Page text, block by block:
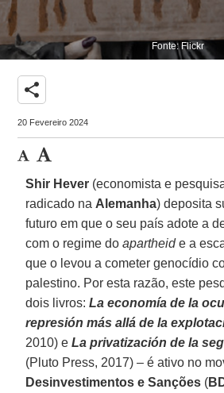
Fonte: Flickr
share
20 Fevereiro 2024
Shir Hever (economista e
radicado na Alemanha) deposita
futuro em que o seu país adote a
com o regime doapartheide a
que o levou a cometer genocídio
palestino. Por esta razão, este
dois livros:La economía de la
represión más allá de la
2010) eLa privatización de la
(Pluto Press, 2017) – é ativo no
Desinvestimentos e Sanções (